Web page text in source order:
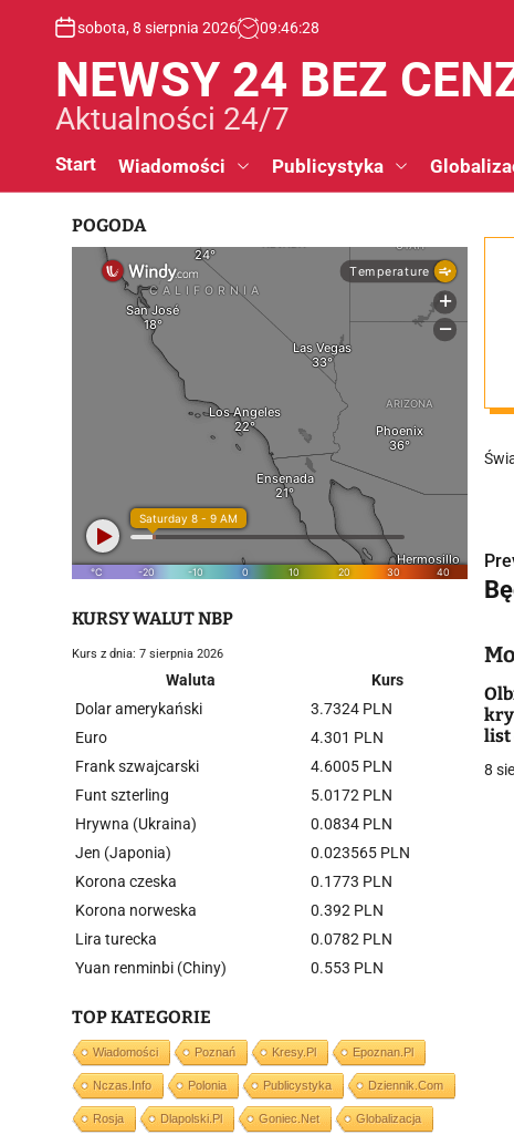
sobota, 8 sierpnia 2026 09:46:29
NEWSY 24 BEZ
Aktualności 24/7
Start Wiadomości Publicystyka
a
i
g
a
list
8
POGODA
KURSY WALUT NBP
Kurs z dnia: 7 sierpnia 2026
Waluta
Kurs
Dolar amerykański
3.7324 PLN
Euro
4.301 PLN
Frank szwajcarski
4.6005 PLN
Funt szterling
5.0172 PLN
Hrywna (Ukraina)
0.0834 PLN
Jen (Japonia)
0.023565 PLN
Korona czeska
0.1773 PLN
Korona norweska
0.392 PLN
Lira turecka
0.0782 PLN
Yuan renminbi (Chiny)
0.553 PLN
TOP KATEGORIE
Wiadomości Poznań Kresy.pl Epoznan.pl
Nczas.info Polonia Publicystyka Dziennik.com
Rosja Dlapolski.pl Goniec.net Globalizacja